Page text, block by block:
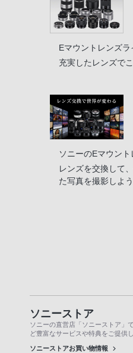
Eマウントレンズ
充実したレンズで
ソニーのEマウント
レンズを交換して
た写真を撮影しよう
ソニーストア
ソニーの直営店「ソニーストア」
ど豊富なサービスや特典をご提供
ソニーストアお買い物情報